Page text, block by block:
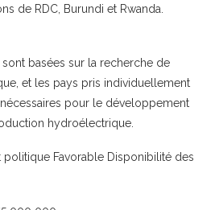
de RDC, Burundi et Rwanda.
sont basées sur la recherche de
et les pays pris individuellement
pour le développement
hydroélectrique.
politique Favorable Disponibilité des